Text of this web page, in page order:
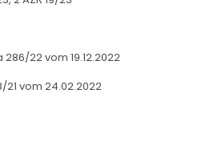
286/22 vom 19.12.2022
21 vom 24.02.2022